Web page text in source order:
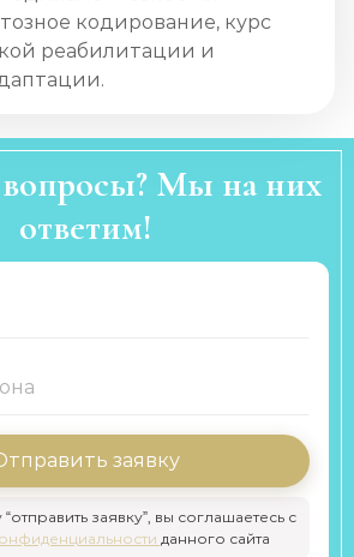
кодирование, курс
реабилитации и
Мы на них
ответим!
заявку
заявку”, вы соглашаетесь с
данного сайта